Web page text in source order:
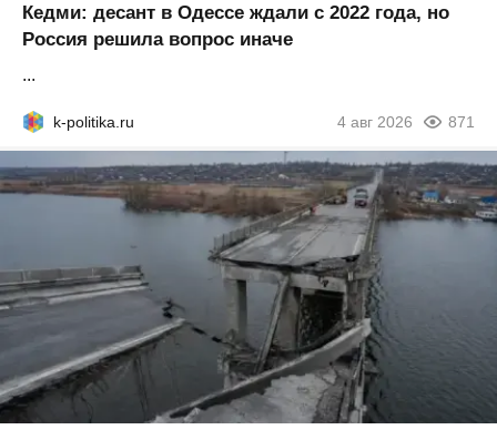
Кедми: десант в Одессе ждали с 2022 года, но
Россия решила вопрос иначе
...
k-politika.ru 4 авг 2026 871